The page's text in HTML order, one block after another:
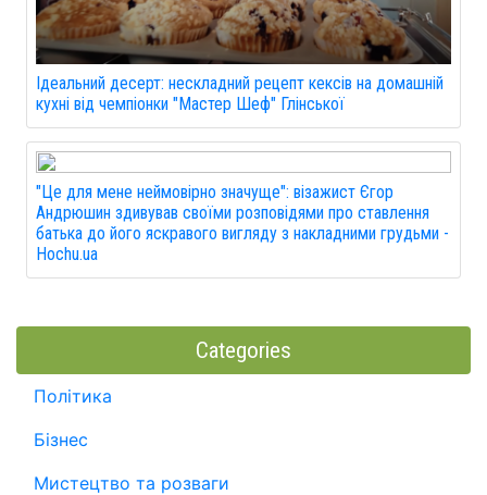
Ідеальний десерт: нескладний рецепт кексів на домашній
кухні від чемпіонки "Мастер Шеф" Глінської
"Це для мене неймовірно значуще": візажист Єгор
Андрюшин здивував своїми розповідями про ставлення
батька до його яскравого вигляду з накладними грудьми -
Hochu.ua
Categories
Політика
Бізнес
Мистецтво та розваги